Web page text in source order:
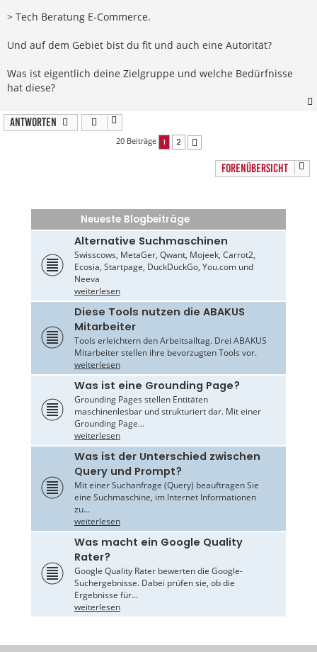
a
g
> Tech Beratung E-Commerce.
Und auf dem Gebiet bist du fit und auch eine Autorität?
Was ist eigentlich deine Zielgruppe und welche Bedürfnisse
hat diese?
Antworten
20 Beiträge 1 2
FORENÜBERSICHT
Neueste Blogbeiträge
Alternative Suchmaschinen
Swisscows, MetaGer, Qwant, Mojeek, Carrot2,
Ecosia, Startpage, DuckDuckGo, You.com und
Neeva
weiterlesen
Diese Tools nutzen die ABAKUS
Mitarbeiter
Tools erleichtern den Arbeitsalltag. Drei ABAKUS
Mitarbeiter stellen ihre bevorzugten Tools vor.
weiterlesen
Was ist eine Grounding Page?
Grounding Pages stellen Entitäten
maschinenlesbar und strukturiert dar. Mit einer
Grounding Page...
weiterlesen
Was ist der Unterschied zwischen
Query und Prompt?
Mit einer Suchanfrage (Query) beauftragen Sie
eine Suchmaschine, im Internet Informationen
zu...
weiterlesen
Was macht ein Google Quality
Rater?
Google Quality Rater bewerten die Google-
Suchergebnisse. Dabei prüfen sie, ob die
Ergebnisse für...
weiterlesen